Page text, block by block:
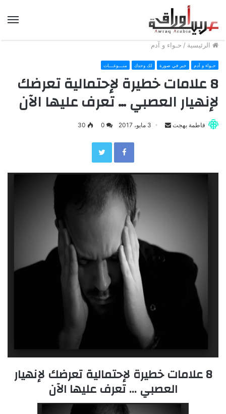
الرئيسية / حـواء و آدم
حـواء و آدم خبر في صورة لك وحدك منـــوعـــات
8 علامات خطيرة لإحتمالية تعرضك
لإنهيار العصبي … تعرف عليها الآن
فاطمة بهجت
a
3 مايو، 2017 0
30
Facebook
8 علامات خطيرة لإحتمالية تعرضك لإنهيار
العصبي … تعرف عليها الآن